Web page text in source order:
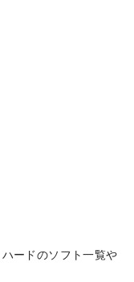
ードのソフト一覧や